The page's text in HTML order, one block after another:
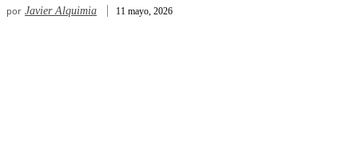
por Javier Alquimia 11 mayo, 2026